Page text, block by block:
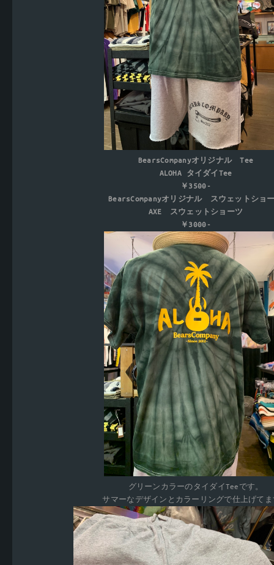
BearsCompanyオリジナル Tee
ALOHA タイダイTee
￥3500-
BearsCompanyオリジナル スウェットショ
AXE スウェットショーツ
￥3000-
グリーンカラーのタイダイTeeです。
サマーなデザインとカラーリングで仕上げて